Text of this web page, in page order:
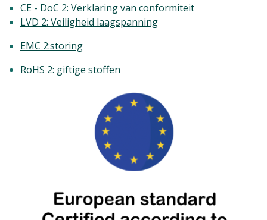
CE - DoC 2: Verklaring van conformiteit
LVD 2: Veiligheid laagspanning
EMC 2:storing
RoHS 2: giftige stoffen